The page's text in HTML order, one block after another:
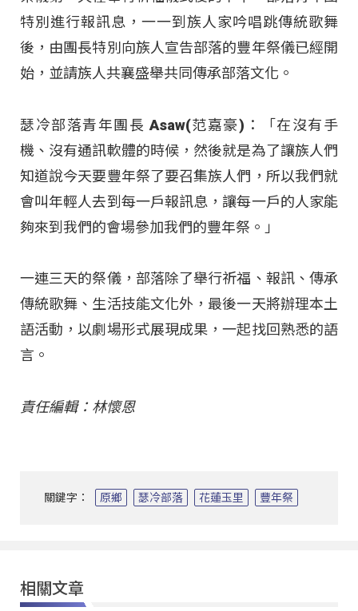
特別進行報訊息，一一到族人家吟唱跳傳統歌舞
後，由團長特別向族人宣告部落的豐年祭儀已經開
始，並請族人共襄盛舉共同傳承部落文化。
瑟冷部落青年團長 Asaw(范嘉豪)：「在沒有手
機、沒有通訊軟體的時候，然後就是為了讓族人們
知道說今天要豐年祭了要召集族人們，所以我們就
會叫年輕人去到每一戶報訊息，讓每一戶的人家能
夠來到我們的會場參加我們的豐年祭。」
一連三天的祭儀，部落除了舉行祈福、報訊、傳承
傳統歌舞、生活技能文化外，最後一天將辦理本土
語活動，以劇場形式展現成果，一起找回熟悉的語
言。
責任編輯：林懷恩
關鍵字： 原鄉 瑟冷部落 花蓮玉里 豐年祭
相關文章